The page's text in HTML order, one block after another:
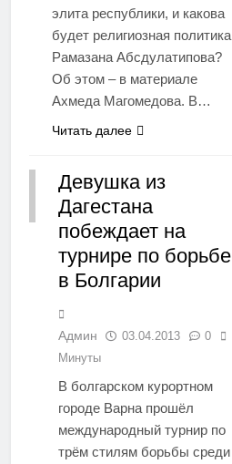
элита республики, и какова
будет религиозная политика
Рамазана Абсдулатипова?
Об этом – в материале
Ахмеда Магомедова. В…
Читать далее
РЕГИОНЫ
Девушка из
Дагестана
побеждает на
турнире по борьбе
в Болгарии
Админ 03.04.2013 0
Минуты
В болгарском курортном
городе Варна прошёл
международный турнир по
трём стилям борьбы среди